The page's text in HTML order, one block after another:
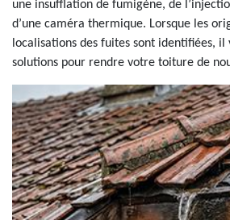
une insufflation de fumigène, de
d’une caméra thermique. Lorsque les
localisations des fuites sont identifiées, il
solutions pour rendre votre toiture de